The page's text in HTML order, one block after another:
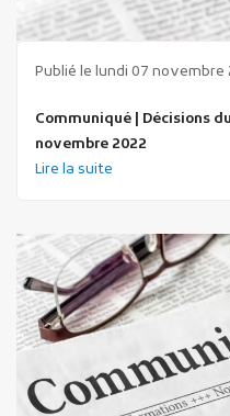
Publié le lundi 07 novembre
Communiqué | Décisions
novembre 2022
Lire la suite